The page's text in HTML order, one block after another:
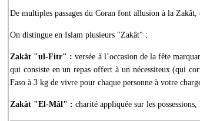
De multiples passages du Coran font allusion à la
On distingue en Islam plusieurs "Zakât" :
Zakât "ul-Fitr" :versée à l’occasion de la fête
qui consiste en un repas offert à un nécessiteux (qui
Faso à 3 kg de vivre pour chaque personne à votre
Zakât "El-Mâl" : charité appliquée sur les